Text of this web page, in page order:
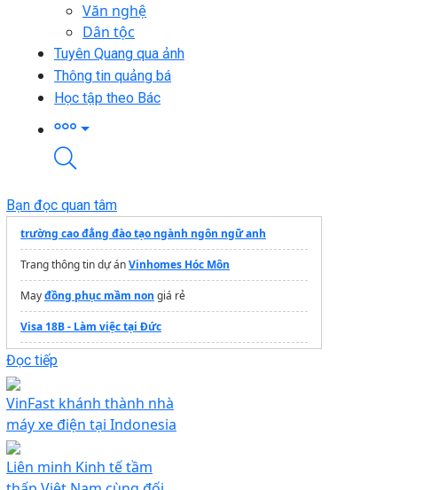
Văn nghệ
Dân tộc
Tuyên Quang qua ảnh
Thông tin quảng bá
Học tập theo Bác
Bạn đọc quan tâm
trường cao đẳng đào tạo ngành ngôn ngữ anh
Trang thông tin dự ánVinhomes Hóc Môn
Mayđồng phục mầm non giá rẻ
Visa 18B - Làm việc tại Đức
Thông tin, điều kiện
Học IELTS để làm gì
Du học Úc không cần ielts
Đọc tiếp
VinFast khánh thành nhà
máy xe điện tại Indonesia
Liên minh Kinh tế tầm